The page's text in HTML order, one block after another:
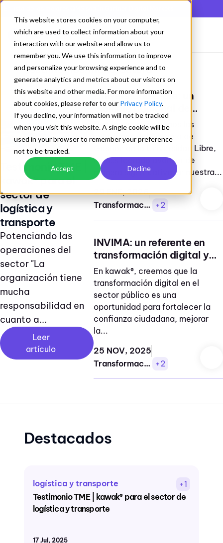
This website stores cookies on your computer,
which are used to collect information about your
interaction with our website and allow us to
remember you. We use this information to improve
and personalize your browsing experience and to
generate analytics and metrics about our visitors on
this website and other media. For more information
about cookies, please refer to our Privacy Policy.
If you decline, your information will not be tracked
when you visit this website. A single cookie will be
used in your browser to remember your preference
not to be tracked.
Accept Decline
Testimonios/manufactura
logística y
transporte
+1
Testimonio TME |
kawak® para el
sector de
logística y
transporte
Potenciando las
operaciones del
sector "La
organización tiene
mucha
responsabilidad en
cuanto a...
Leer
artículo
Universidad Libre: un
ejemplo nacional de
adopción digital con un 95
% de uso en el software del
Sistema de Gestión de
Calidad
Desde que adoptamos las
soluciones del Sistema de
Gestión en la Universidad Libre,
hemos logrado avanzar de
manera significativa en nuestra...
29 ENE, 2026
Transformación digital
+2
INVIMA: un referente en
transformación digital y
gestión pública inteligente
En kawak®, creemos que la
transformación digital en el
sector público es una
oportunidad para fortalecer la
confianza ciudadana, mejorar
la...
25 NOV, 2025
Transformación digital
+2
Destacados
logística y transporte
+1
Testimonio TME | kawak® para el sector de
logística y transporte
17 Jul, 2025